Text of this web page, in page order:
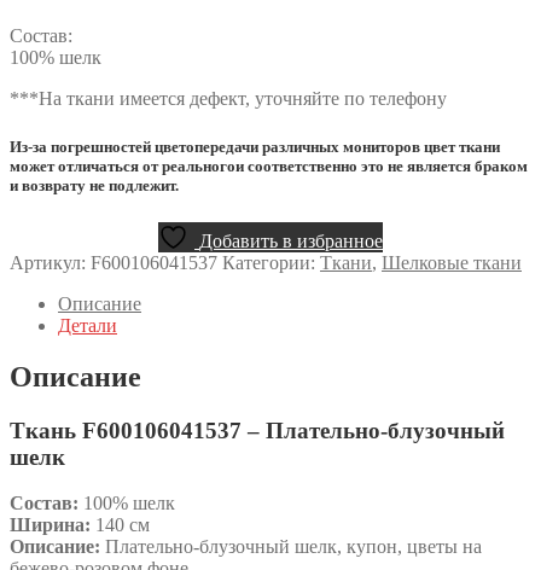
Состав:
100% шелк
***На ткани имеется дефект, уточняйте по телефону
Из-за погрешностей цветопередачи различных мониторов цвет ткани
может отличаться от реальногои соответственно это не является браком
и возврату не подлежит.
Добавить в избранное
Артикул: F600106041537 Категории: Ткани, Шелковые ткани
Описание
Детали
Описание
Ткань F600106041537 – Плательно-блузочный
шелк
Состав: 100% шелк
Ширина: 140 см
Описание: Плательно-блузочный шелк, купон, цветы на